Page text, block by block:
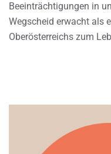
Beeinträchtigungen in
Wegscheid erwacht als
Oberösterreichs zum